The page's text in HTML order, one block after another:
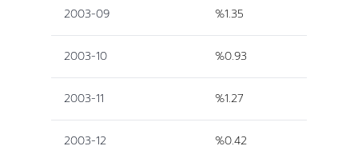
2003-09 %1.35
2003-10 %0.93
2003-11 %1.27
2003-12 %0.42